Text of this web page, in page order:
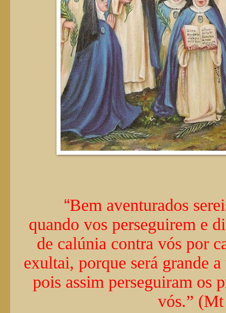
“Bem aventurados
quando vos perseguirem e
de calúnia contra vós por
exultai, porque será grande
pois assim perseguiram os
vós.”